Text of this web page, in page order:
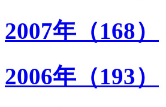
2007年（168）
2006年（193）